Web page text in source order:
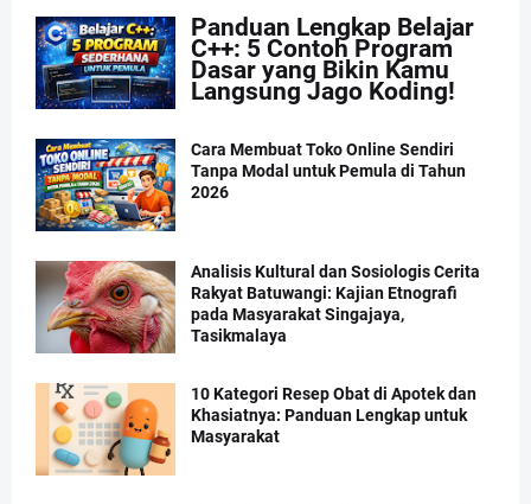
Panduan Lengkap Belajar
C++: 5 Contoh Program
Dasar yang Bikin Kamu
Langsung Jago Koding!
Cara Membuat Toko Online Sendiri
Tanpa Modal untuk Pemula di Tahun
2026
Analisis Kultural dan Sosiologis Cerita
Rakyat Batuwangi: Kajian Etnografi
pada Masyarakat Singajaya,
Tasikmalaya
10 Kategori Resep Obat di Apotek dan
Khasiatnya: Panduan Lengkap untuk
Masyarakat